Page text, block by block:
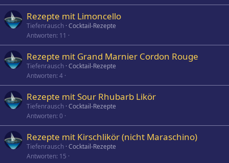
Rezepte mit Limoncello
Tiefenrausch Cocktail-Rezepte
Antworten 11
Rezepte mit Grand Marnier Cordon Rouge
Tiefenrausch Cocktail-Rezepte
Antworten 4
Rezepte mit Sour Rhubarb Likör
Tiefenrausch Cocktail-Rezepte
Antworten 0
Rezepte mit Kirschlikör (nicht Maraschino)
Tiefenrausch Cocktail-Rezepte
Antworten 15